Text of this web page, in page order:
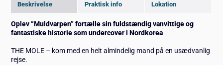
Beskrivelse Praktisk info Lokation
Oplev “Muldvarpen” fortælle sin fuldstændig vanvittige og
fantastiske historie som undercover i Nordkorea
THE MOLE – kom med en helt almindelig mand på en usædvanlig
rejse.